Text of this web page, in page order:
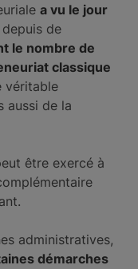
a vu le jour
de
le nombre de
classique
véritable
aussi de la
être exercé à
administratives,
démarches